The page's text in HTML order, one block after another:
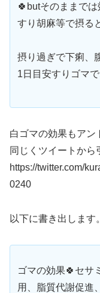
🍀butそのままで
すり胡麻等で摂る
摂り過ぎで下痢、
1日目安すりゴマ
白ゴマの効果もアン
同じくツイートから
https://twitter.com/
0240
以下に書き出します。
ゴマの効果🍀セサ
用、脂質代謝促進